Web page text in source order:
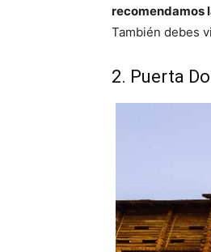
recomendamos
También debes
2. Puerta